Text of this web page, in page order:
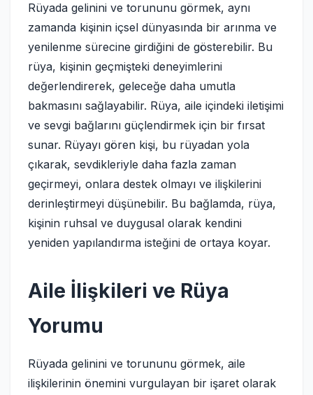
Rüyada gelinini ve torununu görmek, aynı
zamanda kişinin içsel dünyasında bir arınma ve
yenilenme sürecine girdiğini de gösterebilir. Bu
rüya, kişinin geçmişteki deneyimlerini
değerlendirerek, geleceğe daha umutla
bakmasını sağlayabilir. Rüya, aile içindeki iletişimi
ve sevgi bağlarını güçlendirmek için bir fırsat
sunar. Rüyayı gören kişi, bu rüyadan yola
çıkarak, sevdikleriyle daha fazla zaman
geçirmeyi, onlara destek olmayı ve ilişkilerini
derinleştirmeyi düşünebilir. Bu bağlamda, rüya,
kişinin ruhsal ve duygusal olarak kendini
yeniden yapılandırma isteğini de ortaya koyar.
Aile İlişkileri ve Rüya
Yorumu
Rüyada gelinini ve torununu görmek, aile
ilişkilerinin önemini vurgulayan bir işaret olarak